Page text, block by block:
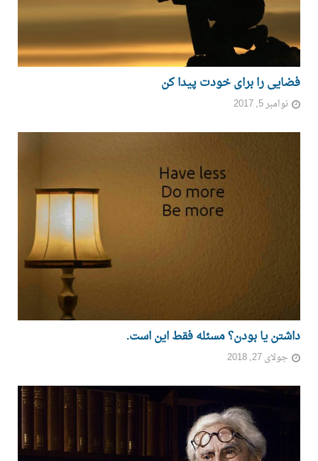
فضایی را برای خودت پیدا کن
نوامبر 5, 2017
داشتن یا بودن؟ مسئله فقط این است.
جولای 27, 2018